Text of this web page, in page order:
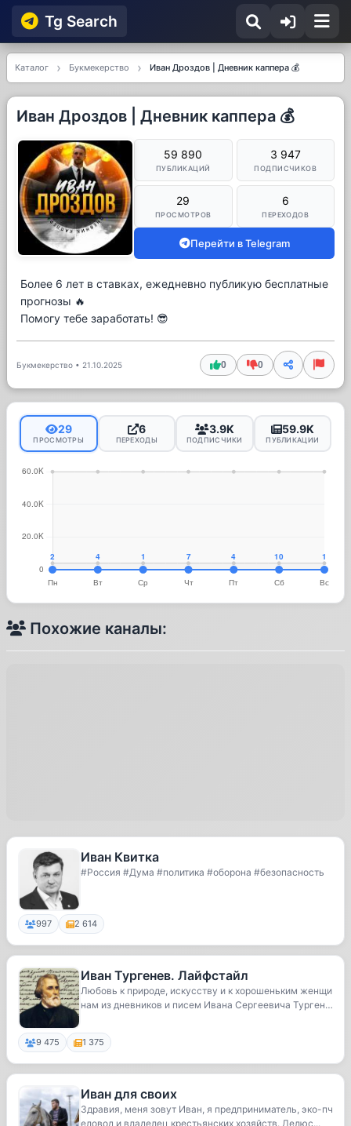
Tg Searсh
Каталог Букмекерство Иван Дроздов | Дневник каппера 💰
Иван Дроздов | Дневник каппера 💰
59 890
ПУБЛИКАЦИЙ
3 947
ПОДПИСЧИКОВ
29
ПРОСМОТРОВ
6
ПЕРЕХОДОВ
Перейти в Telegram
Более 6 лет в ставках, ежедневно публикую бесплатные
прогнозы 🔥
Помогу тебе заработать! 😎
Букмекерство • 21.10.2025 0 0
29
ПРОСМОТРЫ
6
ПЕРЕХОДЫ
3.9K
ПОДПИСЧИКИ
59.9K
ПУБЛИКАЦИИ
Похожие каналы:
Иван Квитка
#Россия #Дума #политика #оборона #безопасность
997 2 614
Иван Тургенев. Лайфстайл
Любовь к природе, искусству и к хорошеньким женщи
нам из дневников и писем Ивана Сергеевича Тургене
9 475 1 375
Иван для своих
Здравия, меня зовут Иван, я предприниматель, эко-пч
еловод и владелец крестьянских хозяйств. Делюс...